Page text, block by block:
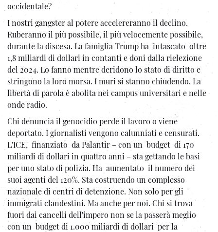
occidentale?
I nostri gangster al potere accelereranno il declino.
Ruberanno il più possibile, il più velocemente possibile,
durante la discesa. La famiglia Trump ha intascato oltre
1,8 miliardi di dollari in contanti e doni dalla rielezione
del 2024. Lo fanno mentre deridono lo stato di diritto e
stringono la loro morsa. I muri si stanno chiudendo. La
libertà di parola è abolita nei campus universitari e nelle
onde radio.
Chi denuncia il genocidio perde il lavoro o viene
deportato. I giornalisti vengono calunniati e censurati.
L'ICE, finanziato da Palantir – con un budget di 170
miliardi di dollari in quattro anni – sta gettando le basi
per uno stato di polizia. Ha aumentato il numero dei
suoi agenti del 120%. Sta costruendo un complesso
nazionale di centri di detenzione. Non solo per gli
immigrati clandestini. Ma anche per noi. Chi si trova
fuori dai cancelli dell'impero non se la passerà meglio
con un budget di 1.000 miliardi di dollari per la